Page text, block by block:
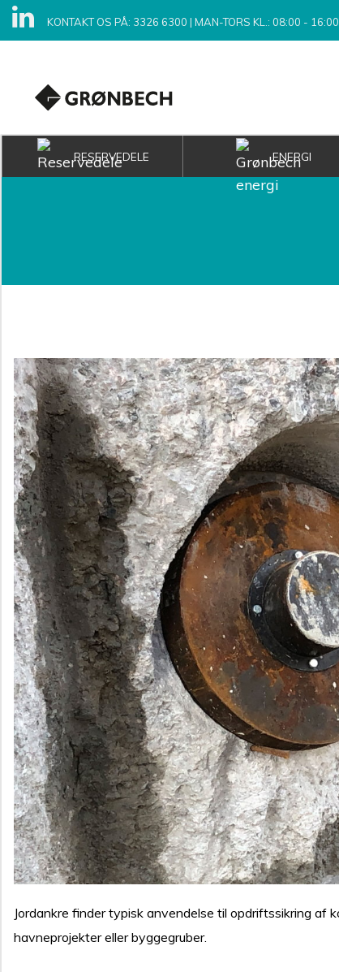
KONTAKT OS PÅ: 3326 6300 | MAN-TORS KL.: 08:00 -
RESERVEDELE ENERGI
Jordankre finder typisk anvendelse til opdriftssikring af
havneprojekter eller byggegruber.